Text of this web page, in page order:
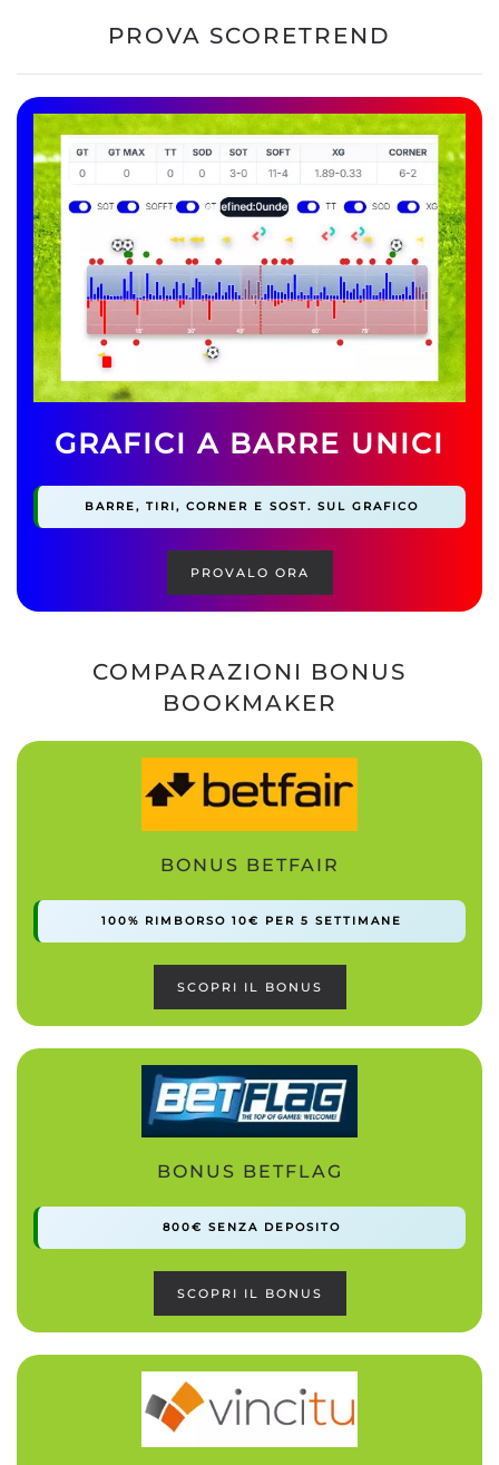
PROVA SCORETREND
GRAFICI A BARRE UNICI
BARRE, TIRI, CORNER E SOST. SUL GRAFICO
PROVALO ORA
COMPARAZIONI BONUS
BOOKMAKER
BONUS BETFAIR
100% RIMBORSO 10€ PER 5 SETTIMANE
SCOPRI IL BONUS
BONUS BETFLAG
800€ SENZA DEPOSITO
SCOPRI IL BONUS